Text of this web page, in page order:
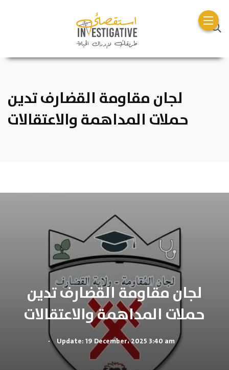
لجان مقاومة القضارف تدين
حملات المداهمة والاعتقالات
لجان مقاومة القضارف تدين
حملات المداهمة والاعتقالات
. Update: 19 December، 2025 3:40 am